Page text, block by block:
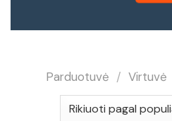
Parduotuvė / Virtuvė